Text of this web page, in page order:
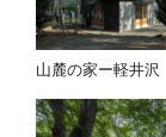
山麓の家ー軽井沢